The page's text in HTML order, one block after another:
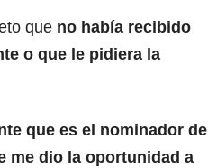
que no había recibido
o que le pidiera la
que es el nominador de
me dio la oportunidad a